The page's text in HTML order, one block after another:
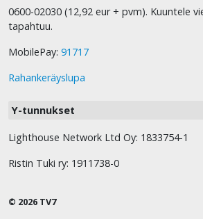
0600-02030 (12,92 eur + pvm). Kuuntele
tapahtuu.
MobilePay: 91717
Rahankeräyslupa
Y-tunnukset
Lighthouse Network Ltd Oy: 1833754-1
Ristin Tuki ry: 1911738-0
© 2026 TV7